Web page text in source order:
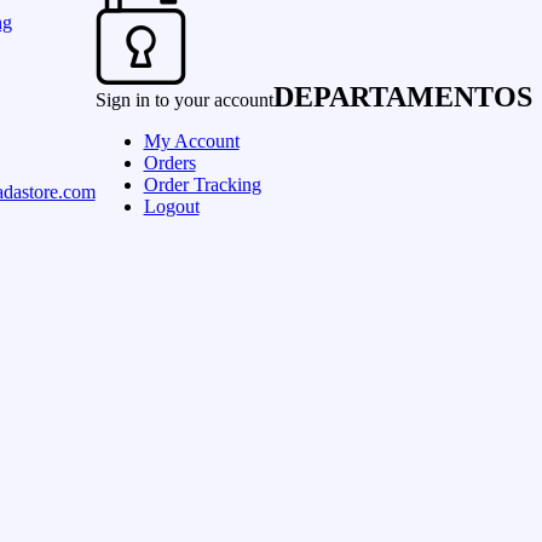
Sign in to your account
My Account
Orders
Order Tracking
Logout
DEPARTAMENTOS